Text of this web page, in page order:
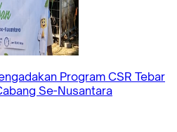
Program CSR Tebar
Se-Nusantara